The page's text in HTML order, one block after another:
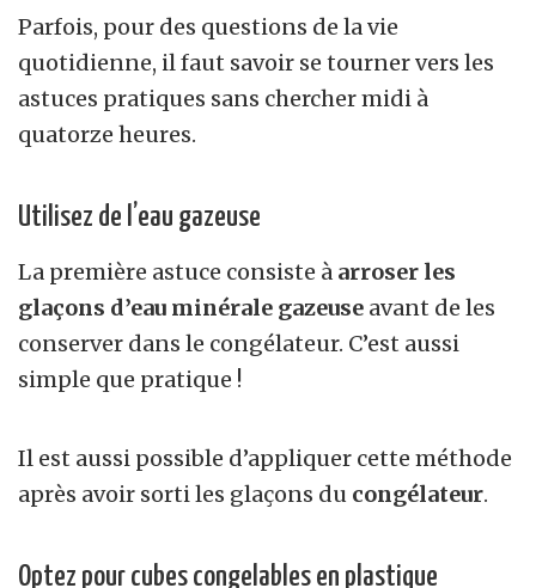
Parfois, pour des questions de la vie
quotidienne, il faut savoir se tourner vers les
astuces pratiques sans chercher midi à
quatorze heures.
Utilisez de l’eau gazeuse
La première astuce consiste à arroser les
glaçons d’eau minérale gazeuse avant de les
conserver dans le congélateur. C’est aussi
simple que pratique !
Il est aussi possible d’appliquer cette méthode
après avoir sorti les glaçons du congélateur.
Optez pour cubes congelables en plastique